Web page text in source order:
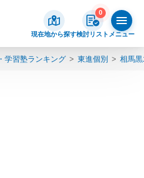
現在地から探す
0
検討リスト メニュー
学習塾ランキング 東進個別 相馬